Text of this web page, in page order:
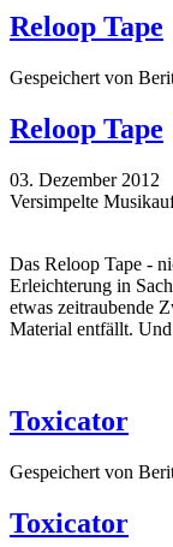
Reloop Tape
Gespeichert von
Reloop Tape
03. Dezember 2012
Versimpelte
Das Reloop Tape -
Erleichterung in
etwas zeitraubende
Material entfällt.
Toxicator
Gespeichert von
Toxicator